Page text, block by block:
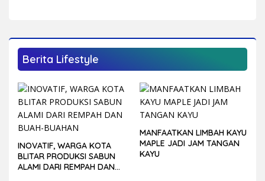
Berita Lifestyle
INOVATIF, WARGA KOTA
BLITAR PRODUKSI SABUN
ALAMI DARI REMPAH DAN
MANFAATKAN LIMBAH KAYU
MAPLE JADI JAM TANGAN
KAYU